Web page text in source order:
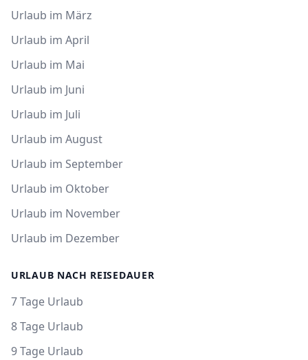
Urlaub im März
Urlaub im April
Urlaub im Mai
Urlaub im Juni
Urlaub im Juli
Urlaub im August
Urlaub im September
Urlaub im Oktober
Urlaub im November
Urlaub im Dezember
URLAUB NACH REISEDAUER
7 Tage Urlaub
8 Tage Urlaub
9 Tage Urlaub